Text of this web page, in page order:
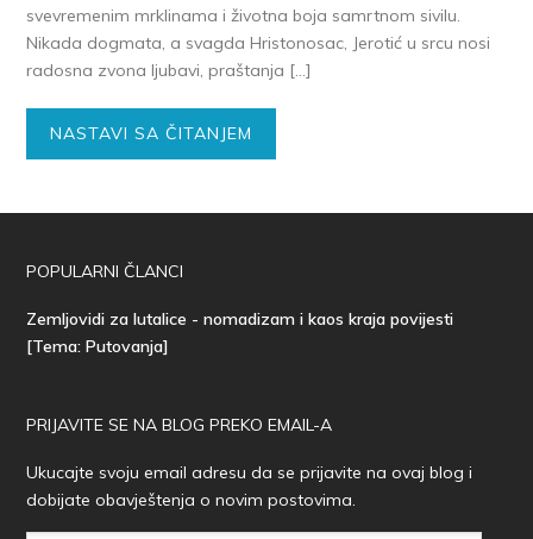
svevremenim mrklinama i životna boja samrtnom sivilu.
Nikada dogmata, a svagda Hristonosac, Jerotić u srcu nosi
radosna zvona ljubavi, praštanja […]
NASTAVI SA ČITANJEM
POPULARNI ČLANCI
Zemljovidi za lutalice - nomadizam i kaos kraja povijesti
[Tema: Putovanja]
PRIJAVITE SE NA BLOG PREKO EMAIL-A
Ukucajte svoju email adresu da se prijavite na ovaj blog i
dobijate obavještenja o novim postovima.